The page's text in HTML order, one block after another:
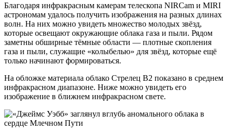
Благодаря инфракрасным камерам телескопа NIRCam и MIRI
астрономам удалось получить изображения на разных длинах
волн. На них можно увидеть множество молодых звёзд,
которые освещают окружающие облака газа и пыли. Рядом
заметны обширные тёмные области — плотные скопления
газа и пыли, служащие «колыбелью» для звёзд, которые ещё
только начинают формироваться.
На обложке материала облако Стрелец B2 показано в среднем
инфракрасном диапазоне. Ниже можно увидеть его
изображение в ближнем инфракрасном свете.